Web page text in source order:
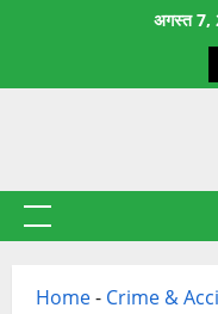
अगस्त 7,
प्राथमिक
Home- Crime &